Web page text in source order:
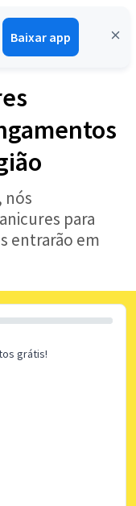
Baixar app
Entrar
nós
para
entrarão em
grátis!